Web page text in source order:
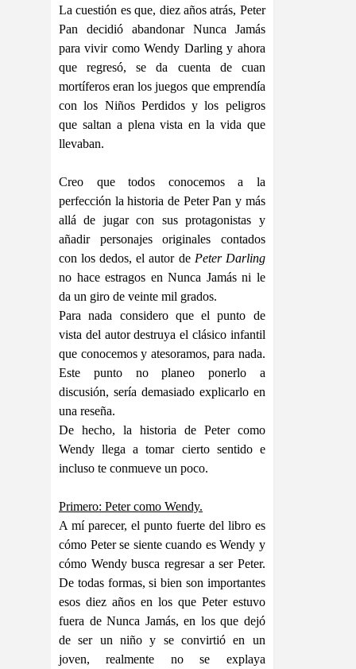
La cuestión es que, diez años atrás, Peter
Pan decidió abandonar Nunca Jamás
para vivir como Wendy Darling y ahora
que regresó, se da cuenta de cuan
mortíferos eran los juegos que emprendía
con los Niños Perdidos y los peligros
que saltan a plena vista en la vida que
llevaban.
Creo que todos conocemos a la
perfección la historia de Peter Pan y más
allá de jugar con sus protagonistas y
añadir personajes originales contados
con los dedos, el autor de Peter Darling
no hace estragos en Nunca Jamás ni le
da un giro de veinte mil grados.
Para nada considero que el punto de
vista del autor destruya el clásico infantil
que conocemos y atesoramos, para nada.
Este punto no planeo ponerlo a
discusión, sería demasiado explicarlo en
una reseña.
De hecho, la historia de Peter como
Wendy llega a tomar cierto sentido e
incluso te conmueve un poco.
Primero: Peter como Wendy.
A mí parecer, el punto fuerte del libro es
cómo Peter se siente cuando es Wendy y
cómo Wendy busca regresar a ser Peter.
De todas formas, si bien son importantes
esos diez años en los que Peter estuvo
fuera de Nunca Jamás, en los que dejó
de ser un niño y se convirtió en un
joven, realmente no se explaya